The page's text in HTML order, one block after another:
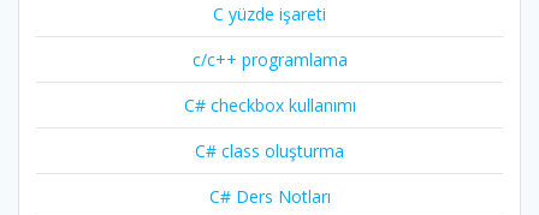
C yüzde işareti
c/c++ programlama
C# checkbox kullanımı
C# class oluşturma
C# Ders Notları